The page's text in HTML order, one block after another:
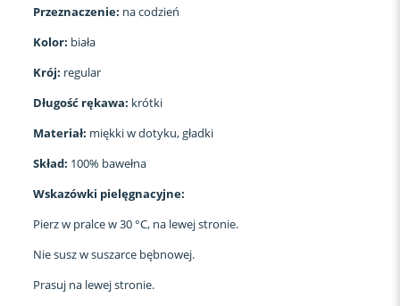
Przeznaczenie: na codzień
Kolor: biała
Krój: regular
Długość rękawa: krótki
Materiał: miękki w dotyku, gładki
Skład: 100% bawełna
Wskazówki pielęgnacyjne:
Pierz w pralce w 30 °C, na lewej stronie.
Nie susz w suszarce bębnowej.
Prasuj na lewej stronie.